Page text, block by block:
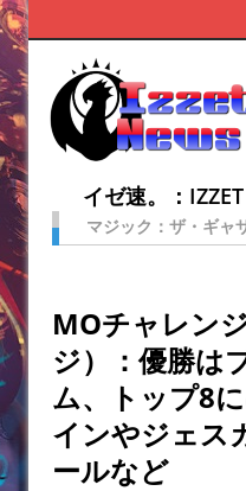
イゼ速。：
マジック：ザ・ギャ
MOチャレン
ジ）：優勝は
ム、トップ8
インやジェス
ールなど